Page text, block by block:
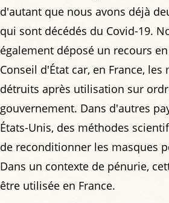
d'autant que nous avons déjà
qui sont décédés du Covid-19.
également déposé un recours
Conseil d'État car, en France, les
détruits après utilisation sur
gouvernement. Dans d'autres
États-Unis, des méthodes
de reconditionner les masques
Dans un contexte de pénurie,
être utilisée en France.